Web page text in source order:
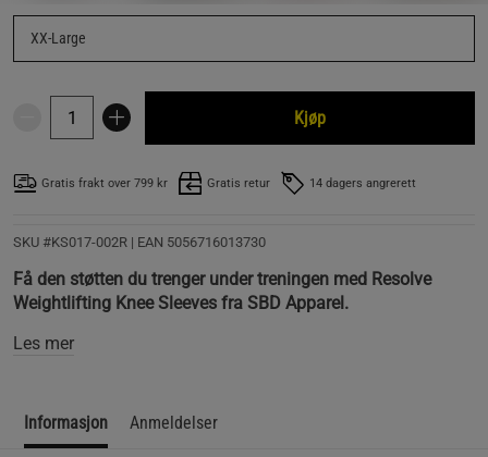
XX-Large
Kjøp
Gratis frakt over 799 kr Gratis retur 14 dagers angrerett
SKU #KS017-002R | EAN 5056716013730
Få den støtten du trenger under treningen med Resolve
Weightlifting Knee Sleeves fra SBD Apparel.
Les mer
Informasjon Anmeldelser